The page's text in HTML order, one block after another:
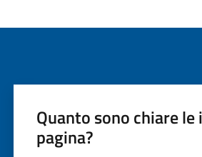
Quanto sono chiare
pagina?